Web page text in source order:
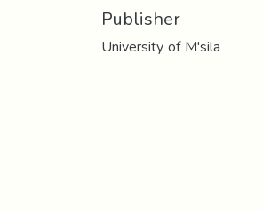
Publisher
University of M'sila